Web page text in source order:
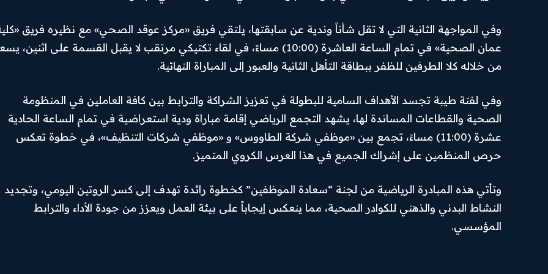
وفي المواجهة الثانية التي لا تقل شأناً وندية عن سابقتها، يلتقي فريق «مركز عوقد الصحي» مع نظيره فريق
عمان الصحية» في تمام الساعة العاشرة (10:00) مساءً، في لقاء تكتيكي مرتقب لا يقبل القسمة على اثنين،
من خلاله كلا الطرفين للظفر ببطاقة التأهل الثانية والعبور إلى المباراة النهائية.
وفي لفتة طيبة تجسد الأهداف السامية للبطولة في تعزيز الشراكة والترابط بين كافة العاملين في المنظومة
الصحية والقطاعات المساندة لها، يشهد التجمع الرياضي إقامة مباراة ودية استعراضية في تمام الساعة الحادية
عشرة (11:00) مساءً، تجمع بين «موظفي شركة الطاووس» و «موظفي شركات التنظيف»، في خطوة تعكس
حرص المنظمين على إشراك الجميع في هذا العرس الكروي المتميز.
وتأتي هذه المبادرة الرياضية من لجنة “سعادة الموظفين” كخطوة رائدة تهدف إلى كسر الروتين اليومي، وتجديد
النشاط البدني والذهني للكوادر الصحية، مما ينعكس إيجاباً على بيئة العمل ويعزز من جودة الأداء والترابط
المؤسسي.